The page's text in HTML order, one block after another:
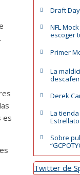
es
Draft
NFL
escoger
Primer
La
Derek
La
Sobre
Twitter de